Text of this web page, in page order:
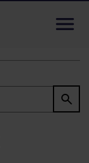

